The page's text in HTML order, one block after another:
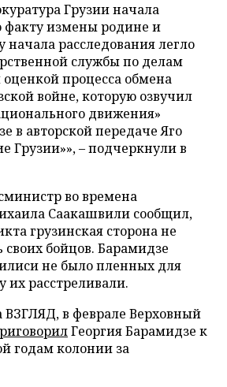
Грузии начала
факту измены родине и
начала расследования легло
службы по делам
оценкой процесса обмена
войне, которую озвучил
движения»
в авторской передаче Яго
Грузии»», – подчеркнули в
во времена
Саакашвили сообщил,
грузинская сторона не
своих бойцов. Барамидзе
не было пленных для
их расстреливали.
ВЗГЛЯД, в феврале Верховный
Георгия Барамидзе к
годам колонии за